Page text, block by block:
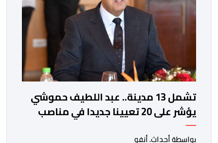
تشمل 13 مدينة.. عبد اللطيف حموشي
يؤشر على 20 تعيينا جديدا في مناصب
المسؤولية بمصالح الأمن الوطني
بواسطة أحداث. أنفو